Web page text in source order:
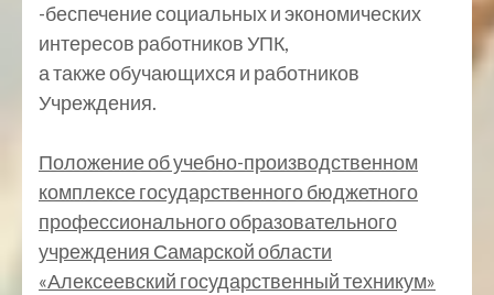
-беспечение социальных и экономических
интересов работников УПК,
а также обучающихся и работников
Учреждения.
Положение об учебно-производственном
комплексе государственного бюджетного
профессионального образовательного
учреждения Самарской области
«Алексеевский государственный техникум»